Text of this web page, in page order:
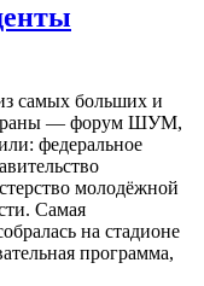
самых больших и
— форум ШУМ,
федеральное
молодёжной
Самая
на стадионе
программа,